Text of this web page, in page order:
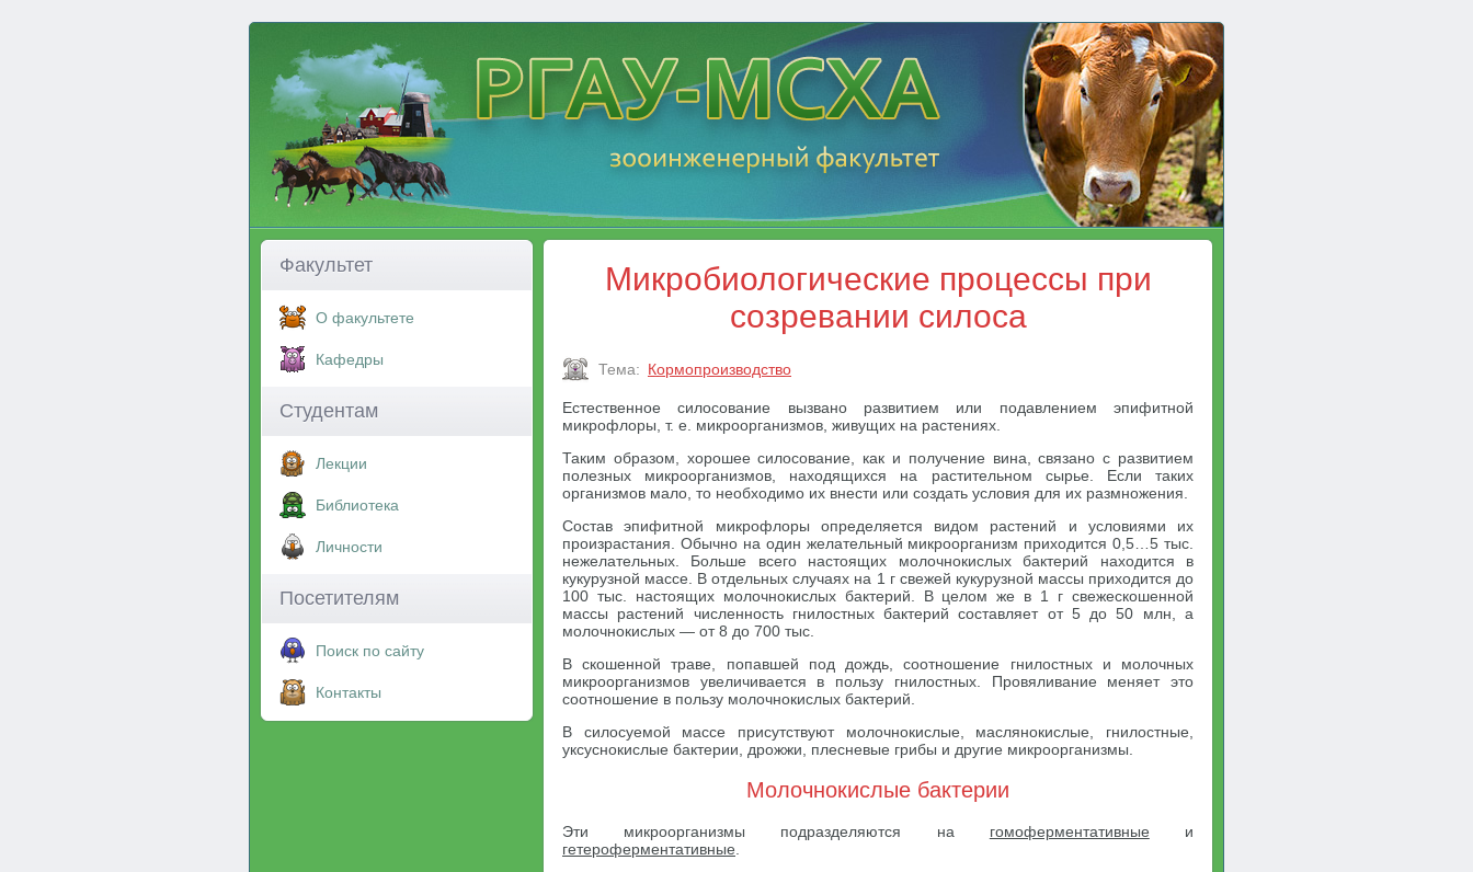
Факультет
О факультете
Кафедры
Студентам
Лекции
Библиотека
Личности
Посетителям
Поиск по сайту
Контакты
Микробиологические процессы при
созревании силоса
Тема: Кормопроизводство
Естественное силосование вызвано развитием или подавлением эпифитной
микрофлоры, т. е. микроорганизмов, живущих на растениях.
Таким образом, хорошее силосование, как и получение вина, связано с развитием
полезных микроорганизмов, находящихся на растительном сырье. Если таких
организмов мало, то необходимо их внести или создать условия для их размножения.
Состав эпифитной микрофлоры определяется видом растений и условиями их
произрастания. Обычно на один желательный микроорганизм приходится 0,5…5 тыс.
нежелательных. Больше всего настоящих молочнокислых бактерий находится в
кукурузной массе. В отдельных случаях на 1 г свежей кукурузной массы приходится до
100 тыс. настоящих молочнокислых бактерий. В целом же в 1 г свежескошенной
массы растений численность гнилостных бактерий составляет от 5 до 50 млн, а
молочнокислых — от 8 до 700 тыс.
В скошенной траве, попавшей под дождь, соотношение гнилостных и молочных
микроорганизмов увеличивается в пользу гнилостных. Провяливание меняет это
соотношение в пользу молочнокислых бактерий.
В силосуемой массе присутствуют молочнокислые, маслянокислые, гнилостные,
уксуснокислые бактерии, дрожжи, плесневые грибы и другие микроорганизмы.
Молочнокислые бактерии
Эти микроорганизмы подразделяются на гомоферментативные и
гетероферментативные